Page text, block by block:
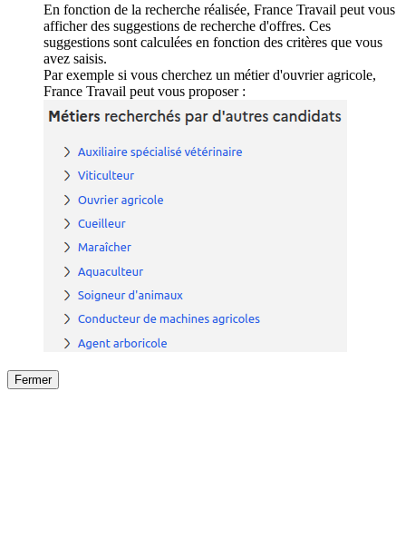
En fonction de la recherche réalisée, France Travail peut vous
afficher des suggestions de recherche d'offres. Ces
suggestions sont calculées en fonction des critères que vous
avez saisis.
Par exemple si vous cherchez un métier d'ouvrier agricole,
France Travail peut vous proposer :
Fermer